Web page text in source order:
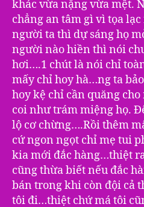
khác vừa nặng vừa mệt.
chẳng an tâm gì vì tọa
người ta thì dự sáng họ
người nào hiền thì nói
hơi….1 chút là nói chỉ
mấy chỉ hoy hà…ng ta
hoy kệ chỉ cần quăng
coi như trám miệng họ.
lộ cơ chừng….Rồi thêm
cứ ngon ngọt chỉ mẹ tui
kia mới đắc hàng…thiệt
cũng thừa biết nếu đắc
bán trong khi còn đội cả
tôi đi…thiệt chứ má tôi